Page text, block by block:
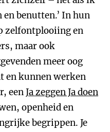
benutten.’ In hun
zelfontplooiing en
maar ook
meer oog
en kunnen werken
eenJa zeggen Ja doen
openheid en
begrippen. Je